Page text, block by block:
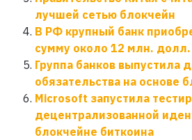
лучшей сетью блокчейн
В РФ крупный банк
сумму около 12 млн.
Группа банков выпустила
обязательства на основе
Microsoft запустила
децентрализованной
блокчейне биткоина